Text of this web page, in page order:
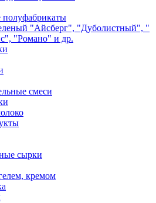
"Айсберг", "Дуболистный", "
"Романо" и др.
смеси
сырки
кремом